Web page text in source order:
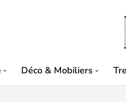
Déco & Mobiliers